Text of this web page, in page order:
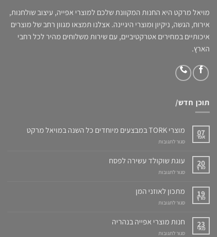
מויאל מרקט היא החנות המקוונת שלכם למוצרי אפייה, עיצוב שולחנות,
אירוח, הגשה, ניקיון ומוצרי היגיינה. אצלנו תמצאו מגוון רחב של מוצרים
איכותיים במחירים אטרקטיביים, עם שירות משלוחים מהיר לכל רחבי
הארץ.
תוכן חדש/
07
אפר
מוצרי TORK במבצעים מיוחדים כל השנה במויאל מרקט
סגור לתגובות
TORK
במבצעים
מיוחדים
השנה
20
מרץ
עוגת שוקולד עשירה לפסח
סגור לתגובות
שוקולד
לפסח
19
מרץ
מתכון לאוזני המן
סגור לתגובות
לאוזני
23
מאי
חנות מוצרי אפייה בנהריה
סגור לתגובות